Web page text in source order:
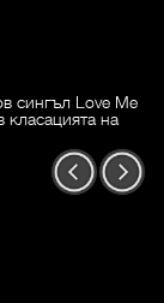
сингъл Love Me
на